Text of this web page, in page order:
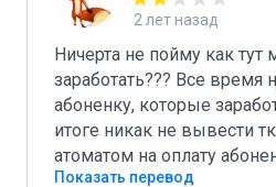
2 лет назад
Ничерта не пойму как тут
заработать??? Все время
абоненку, которые
итоге никак не вывести
атоматом на оплату
Показать перевод